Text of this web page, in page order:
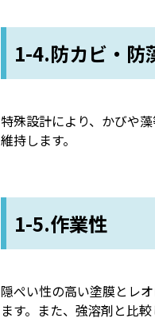
1-4.防カビ・防
特殊設計により、かびや
維持します。
1-5.作業性
隠ぺい性の高い塗膜とレ
ます。また、強溶剤と比